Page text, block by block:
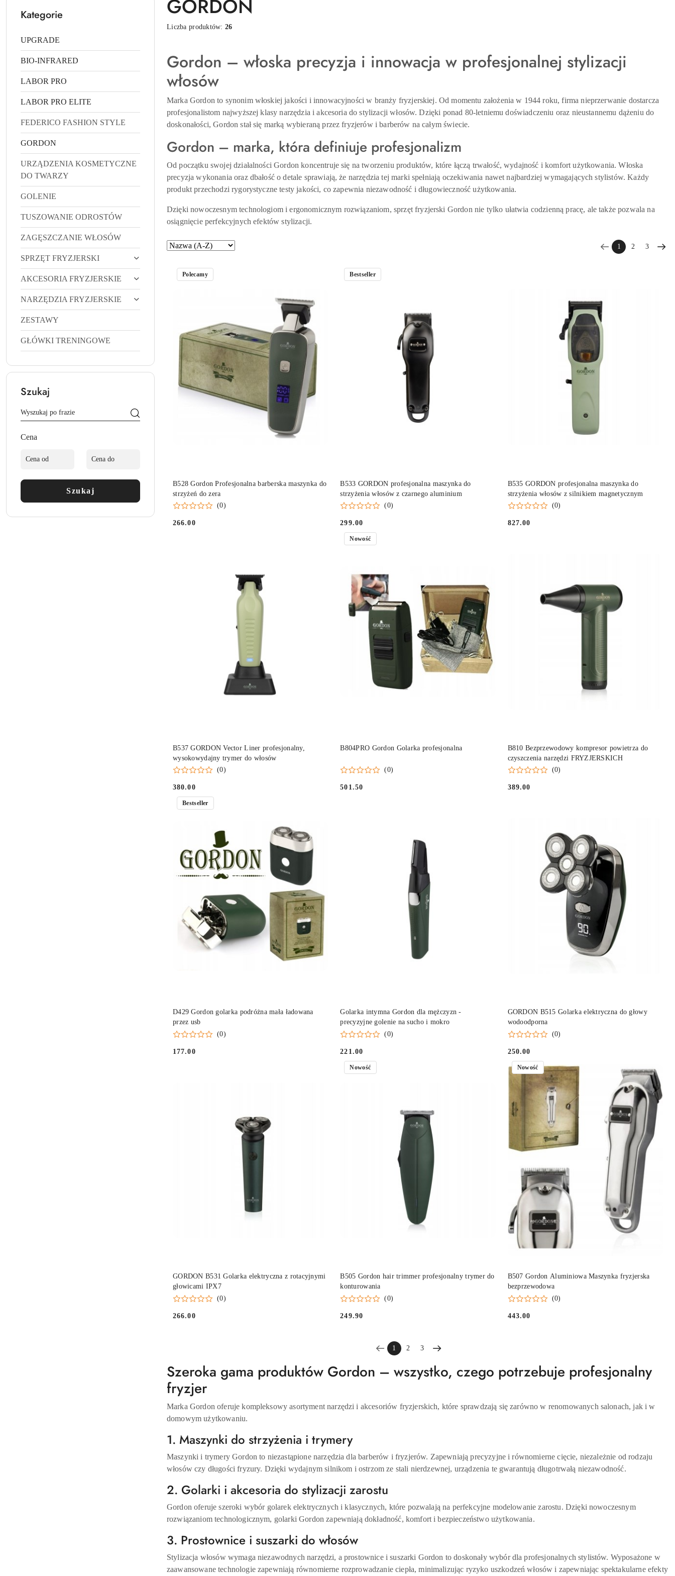
Kategorie
UPGRADE
BIO-INFRARED
LABOR PRO
LABOR PRO ELITE
FEDERICO FASHION STYLE
GORDON
URZĄDZENIA KOSMETYCZNE
DO TWARZY
GOLENIE
TUSZOWANIE ODROSTÓW
ZAGĘSZCZANIE WŁOSÓW
SPRZĘT FRYZJERSKI
AKCESORIA FRYZJERSKIE
NARZĘDZIA FRYZJERSKIE
ZESTAWY
GŁÓWKI TRENINGOWE
Szukaj
Cena
Szukaj
GORDON
Liczba produktów:26
Gordon – włoska precyzja i innowacja w profesjonalnej stylizacji
włosów
Marka Gordon to synonim włoskiej jakości i innowacyjności w branży fryzjerskiej. Od momentu założenia w 1944 roku, firma nieprzerwanie dostarcza
profesjonalistom najwyższej klasy narzędzia i akcesoria do stylizacji włosów. Dzięki ponad 80-letniemu doświadczeniu oraz nieustannemu dążeniu do
doskonałości, Gordon stał się marką wybieraną przez fryzjerów i barberów na całym świecie.
Gordon – marka, która definiuje profesjonalizm
Od początku swojej działalności Gordon koncentruje się na tworzeniu produktów, które łączą trwałość, wydajność i komfort użytkowania. Włoska
precyzja wykonania oraz dbałość o detale sprawiają, że narzędzia tej marki spełniają oczekiwania nawet najbardziej wymagających stylistów. Każdy
produkt przechodzi rygorystyczne testy jakości, co zapewnia niezawodność i długowieczność użytkowania.
Dzięki nowoczesnym technologiom i ergonomicznym rozwiązaniom, sprzęt fryzjerski Gordon nie tylko ułatwia codzienną pracę, ale także pozwala na
osiągnięcie perfekcyjnych efektów stylizacji.
Zastosowano
Nazwa
(A-
Sortuj
1 2 3
B528 Gordon Profesjonalna barberska maszynka do
strzyżeń do zera
(0)
Cena:
266.00
Polecamy
DO KOSZYKA
B533 GORDON profesjonalna maszynka do
strzyżenia włosów z czarnego aluminium
(0)
Cena:
299.00
Bestseller
DO KOSZYKA
B535 GORDON profesjonalna maszynka do
strzyżenia włosów z silnikiem magnetycznym
(0)
Cena:
827.00
DO KOSZYKA
B537 GORDON Vector Liner profesjonalny,
wysokowydajny trymer do włosów
(0)
Cena:
380.00
DO KOSZYKA
B804PRO Gordon Golarka profesjonalna
(0)
Cena:
501.50
Nowość
DO KOSZYKA
B810 Bezprzewodowy kompresor powietrza do
czyszczenia narzędzi FRYZJERSKICH
(0)
Cena:
389.00
DO KOSZYKA
D429 Gordon golarka podróżna mała ładowana
przez usb
(0)
Cena:
177.00
Bestseller
DO KOSZYKA
Golarka intymna Gordon dla mężczyzn -
precyzyjne golenie na sucho i mokro
(0)
Cena:
221.00
DO KOSZYKA
GORDON B515 Golarka elektryczna do głowy
wodoodporna
(0)
Cena:
250.00
DO KOSZYKA
GORDON B531 Golarka elektryczna z rotacyjnymi
głowicami IPX7
(0)
Cena:
266.00
DO KOSZYKA
B505 Gordon hair trimmer profesjonalny trymer do
konturowania
(0)
Cena:
249.90
Nowość
PRODUKT NIEDOSTĘPNY
B507 Gordon Aluminiowa Maszynka fryzjerska
bezprzewodowa
(0)
Cena:
443.00
Nowość
PRODUKT NIEDOSTĘPNY
1 2 3
Szeroka gama produktów Gordon – wszystko, czego potrzebuje profesjonalny
fryzjer
Marka Gordon oferuje kompleksowy asortyment narzędzi i akcesoriów fryzjerskich, które sprawdzają się zarówno w renomowanych salonach, jak i w
domowym użytkowaniu.
1. Maszynki do strzyżenia i trymery
Maszynki i trymery Gordon to niezastąpione narzędzia dla barberów i fryzjerów. Zapewniają precyzyjne i równomierne cięcie, niezależnie od rodzaju
włosów czy długości fryzury. Dzięki wydajnym silnikom i ostrzom ze stali nierdzewnej, urządzenia te gwarantują długotrwałą niezawodność.
2. Golarki i akcesoria do stylizacji zarostu
Gordon oferuje szeroki wybór golarek elektrycznych i klasycznych, które pozwalają na perfekcyjne modelowanie zarostu. Dzięki nowoczesnym
rozwiązaniom technologicznym, golarki Gordon zapewniają dokładność, komfort i bezpieczeństwo użytkowania.
3. Prostownice i suszarki do włosów
Stylizacja włosów wymaga niezawodnych narzędzi, a prostownice i suszarki Gordon to doskonały wybór dla profesjonalnych stylistów. Wyposażone w
zaawansowane technologie zapewniają równomierne rozprowadzanie ciepła, minimalizując ryzyko uszkodzeń włosów i zapewniając spektakularne efekty